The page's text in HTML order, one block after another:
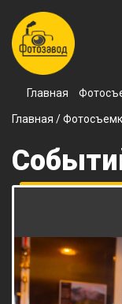
Главная
Главная /